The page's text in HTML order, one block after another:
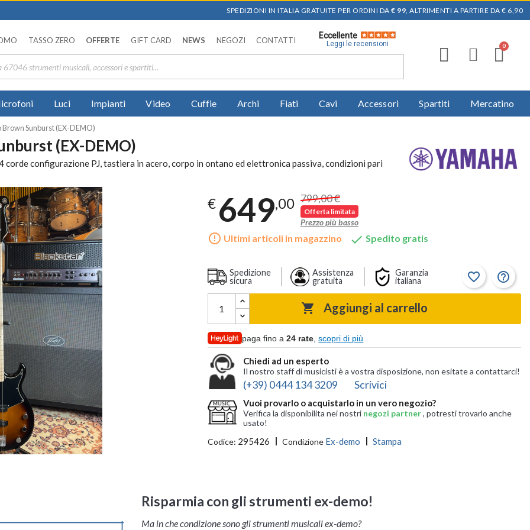
SPEDIZIONI IN ITALIA GRATUITE PER ORDINI DA € 99, ALTRIMENTI A PARTIRE DA € 6,90
TASSO ZERO OFFERTE GIFT CARD NEWS NEGOZI CONTATTI
Eccellente
Leggi le recensioni
Luci Impianti Video Cuffie Archi Fiati Cavi Accessori Spartiti Mercatino
Sunburst (EX-DEMO)
(EX-DEMO)
configurazione PJ, tastiera in acero, corpo in ontano ed elettronica passiva, condizioni pari
€ 649,00 799,00 €
Offerta limitata
Prezzo più basso
error_outline Ultimi articoli in magazzino  Spedito gratis
Spedizione
sicura
Assistenza
gratuita
Garanzia
italiana
favorite_border help_outline
 Aggiungi al carrello
paga fino a24 rate ,scopri di più
Chiedi ad un esperto
Il nostro staff di musicisti è a vostra disposizione, non esitate a contattarci!
(+39) 0444 134 3209 Scrivici
Vuoi provarlo o acquistarlo in un vero negozio?
Verifica la disponibilita nei nostri negozi partner, potresti trovarlo anche
usato!
Codice: 295426 Condizione Ex-demo Stampa
Risparmia con gli strumenti ex-demo!
Ma in che condizione sono gli strumenti musicali ex-demo?